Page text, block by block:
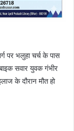
पर भलुहा चर्च के पास
सवार युवक गंभीर
के दौरान मौत हो